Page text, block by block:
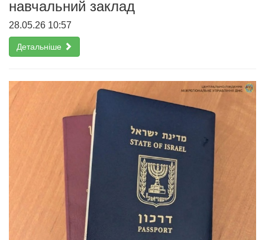
навчальний заклад
28.05.26 10:57
Детальніше